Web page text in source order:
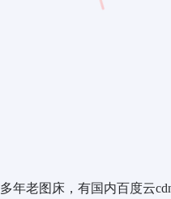
多年老图床，有国内百度云